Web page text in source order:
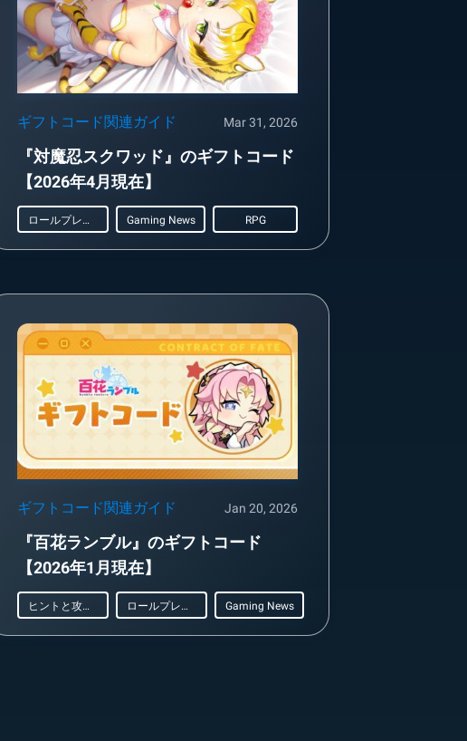
ギフトコード関連ガイド Mar 31, 2026
『対魔忍スクワッド』のギフトコード
【2026年4月現在】
ロールプレイング Gaming News RPG
ギフトコード関連ガイド Jan 20, 2026
『百花ランブル』のギフトコード
【2026年1月現在】
ヒントと攻略法 ロールプレイング Gaming News